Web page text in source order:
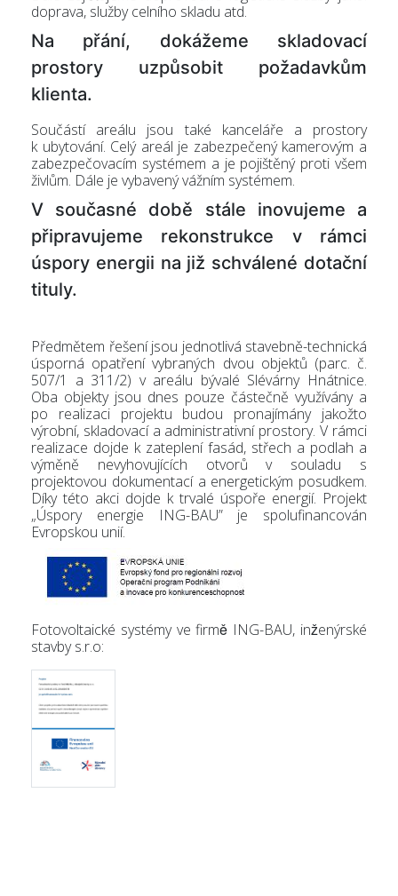
-
doprava, služby celního skladu atd.
Na přání, dokážeme skladovací
prostory uzpůsobit požadavkům
klienta.
Součástí areálu jsou také kanceláře a prostory
k ubytování. Celý areál je zabezpečený kamerovým a
zabezpečovacím systémem a je pojištěný proti všem
živlům. Dále je vybavený vážním systémem.
V současné době stále inovujeme a
připravujeme rekonstrukce v rámci
úspory energii na již schválené dotační
tituly.
Předmětem řešení jsou jednotlivá stavebně-technická
úsporná opatření vybraných dvou objektů (parc. č.
507/1 a 311/2) v areálu bývalé Slévárny Hnátnice.
Oba objekty jsou dnes pouze částečně využívány a
po realizaci projektu budou pronajímány jakožto
výrobní, skladovací a administrativní prostory. V rámci
realizace dojde k zateplení fasád, střech a podlah a
výměně nevyhovujících otvorů v souladu s
projektovou dokumentací a energetickým posudkem.
Díky této akci dojde k trvalé úspoře energií. Projekt
„Úspory energie ING-BAU” je spolufinancován
Evropskou unií.
Fotovoltaické systémy ve firmě ING-BAU, inženýrské
stavby s.r.o: